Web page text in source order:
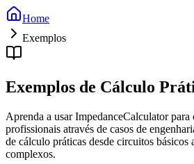
Home
Exemplos
Exemplos de Cálculo
Aprenda a usar ImpedanceCalculator para
profissionais através de casos de
de cálculo práticas desde circuitos básicos
complexos.